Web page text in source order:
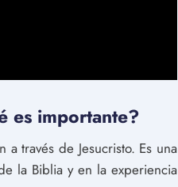
es importante?
través de Jesucristo. Es una
la Biblia y en la experiencia